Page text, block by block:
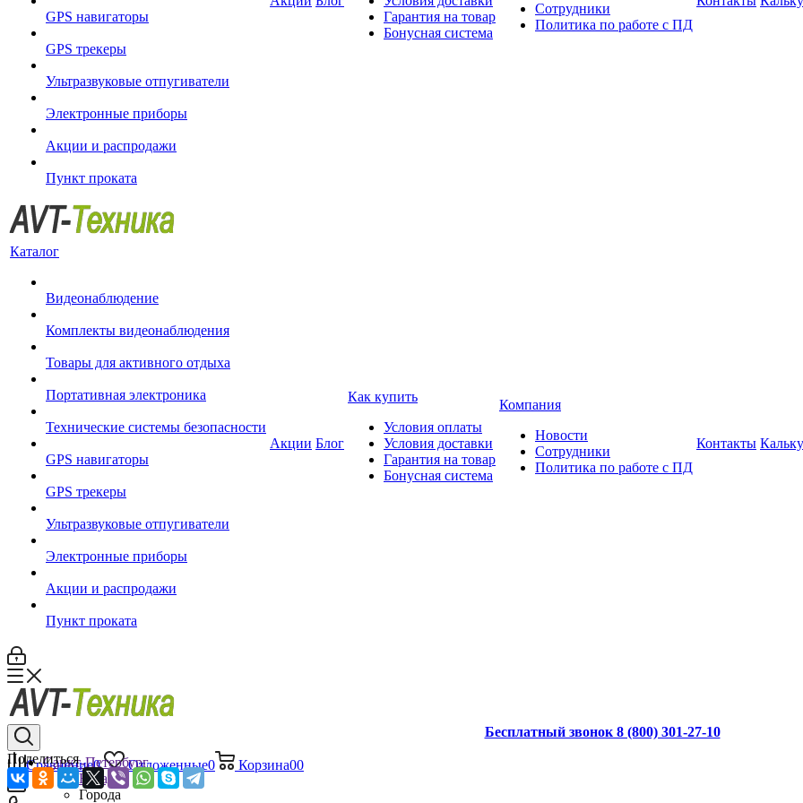
GPS навигаторы
GPS трекеры
Ультразвуковые отпугиватели
Электронные приборы
Акции и распродажи
Пункт проката
Гарантия на товар
Бонусная система
Сотрудники
Политика по работе с ПД
Каталог
Видеонаблюдение
Комплекты видеонаблюдения
Товары для активного отдыха
Портативная электроника
Технические системы безопасности
GPS навигаторы
GPS трекеры
Ультразвуковые отпугиватели
Электронные приборы
Акции и распродажи
Пункт проката
Акции Блог
Как купить
Условия оплаты
Условия доставки
Гарантия на товар
Бонусная система
Компания
Новости
Сотрудники
Политика по работе с ПД
Контакты
Сравнение0 Отложенные0 Корзина00
Бесплатный звонок 8 (800) 301-27-10
Санкт-Петербург
Назад
Города
Поделиться